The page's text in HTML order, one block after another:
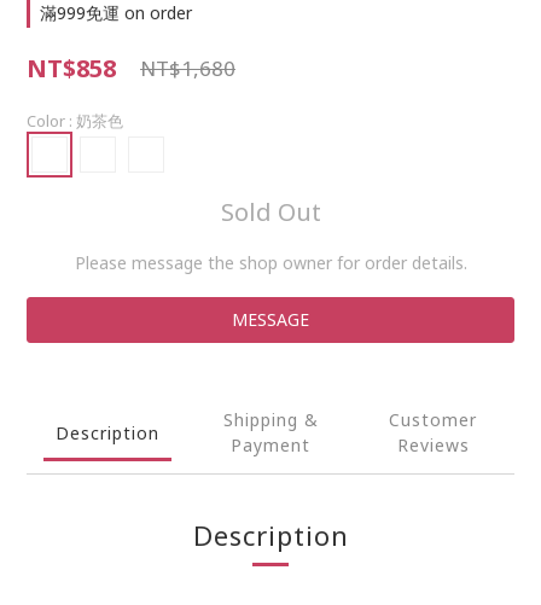
滿999免運 on order
NT$858 NT$1,680
Color : 奶茶色
Sold Out
Please message the shop owner for order details.
MESSAGE
Description
Shipping &
Payment
Customer
Reviews
Description